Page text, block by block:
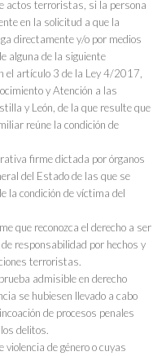
actos terroristas, si la persona
en la solicitud a que la
directamente y/o por medios
alguna de la siguiente
el artículo 3 de la Ley 4/2017,
y Atención a las
y León, de la que resulte que
reúne la condición de
firme dictada por órganos
del Estado de las que se
la condición de víctima del
que reconozca el derecho a ser
responsabilidad por hechos y
terroristas.
admisible en derecho
se hubiesen llevado a cabo
de procesos penales
delitos.
violencia de género o cuyas